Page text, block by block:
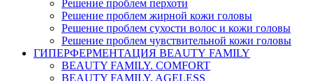
Решение проблем перхоти
Решение проблем жирной кожи головы
Решение проблем сухости волос и кожи головы
Решение проблем чувствительной кожи головы
ГИПЕРФЕРМЕНТАЦИЯ BEAUTY FAMILY
BEAUTY FAMILY. COMFORT
BEAUTY FAMILY. AGELESS